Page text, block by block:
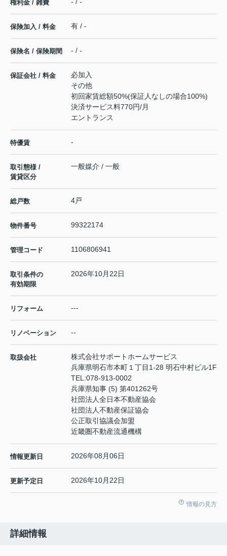
権利金 / 雑費
保険加入 / 料金 有 / -
保険名 / 保険期間 - / -
保証会社 / 料金
必加入
その他
初回家賃総額50%(保証人なしの場合100%)
決済サービス料770円/月
エントランス
特優賃 -
取引態様 /
賃貸区分
一般媒介 / 一般
総戸数 4戸
物件番号 99322174
管理コード 1106806941
取引条件の
有効期限
2026年10月22日
リフォーム ---
リノベーション --
取扱会社
株式会社サポートホームサービス
兵庫県明石市本町１丁目1-28 明石中村ビル1F
TEL:078-913-0002
兵庫県知事 (5) 第401262号
社団法人全日本不動産協会
社団法人不動産保証協会
公正取引協議会加盟
近畿圏不動産流通機構
情報更新日 2026年08月06日
更新予定日 2026年10月22日
情報の見方
詳細情報